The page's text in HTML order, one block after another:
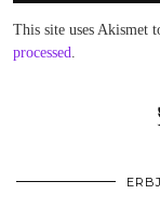
This site uses Akismet
processed